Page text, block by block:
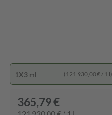
1X3 ml (121.930,00 € / 1 l)
365,79 €